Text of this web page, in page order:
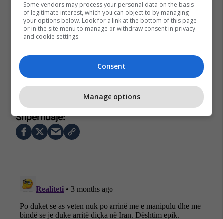
Donald Trump Shba Lindja E Mesme
Irani
Lufta Në Iran
Some vendors may process your personal data on the basis
of legitimate interest, which you can object to by managing
your options below. Look for a link at the bottom of this page
or in the site menu to manage or withdraw consent in privacy
and cookie settings.
Consent
Manage options